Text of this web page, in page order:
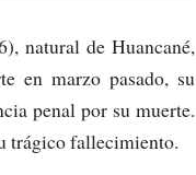
natural de Huancané,
en marzo pasado, su
penal por su muerte.
trágico fallecimiento.